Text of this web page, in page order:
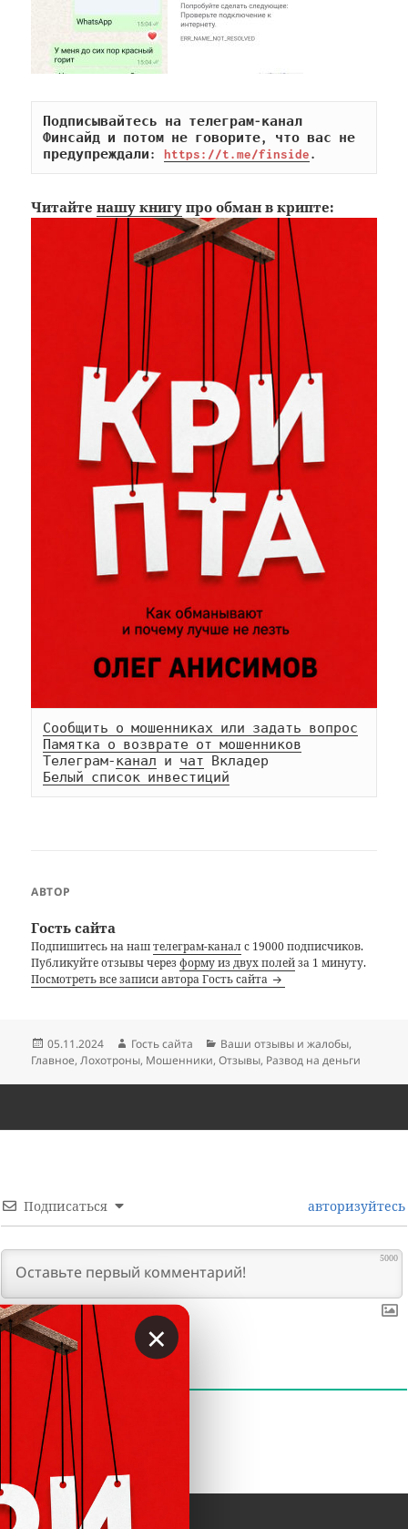
Подписывайтесь на телеграм-канал
Финсайд и потом не говорите, что вас не
предупреждали: https://t.me/finside.
Читайтенашу книгу про обман в крипте:
Сообщить о мошенниках или задать вопрос
Памятка о возврате от мошенников
Телеграм-канал и чат
Белый список инвестиций
АВТОР
Гость сайта
Подпишитесь на наштелеграм-каналс 19000 подписчиков.
Публикуйте отзывы черезформу из двух полейза 1 минуту.
Посмотреть все записи автора Гость сайта
Опубликовано
05.11.2024 Автор
Гость сайта Рубрики
Ваши отзывы и жалобы,
Главное,Лохотроны, Мошенники,Отзывы, Развод на деньги
Подписаться авторизуйтесь
5000
КОММЕНТАРИИ
×